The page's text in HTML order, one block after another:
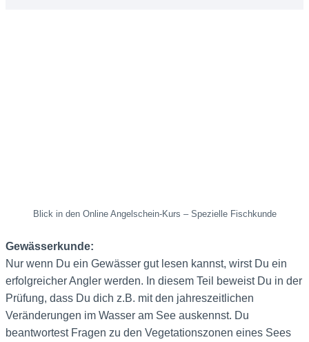
Blick in den Online Angelschein-Kurs – Spezielle Fischkunde
Gewässerkunde:
Nur wenn Du ein Gewässer gut lesen kannst, wirst Du ein
erfolgreicher Angler werden. In diesem Teil beweist Du in der
Prüfung, dass Du dich z.B. mit den jahreszeitlichen
Veränderungen im Wasser am See auskennst. Du
beantwortest Fragen zu den Vegetationszonen eines Sees